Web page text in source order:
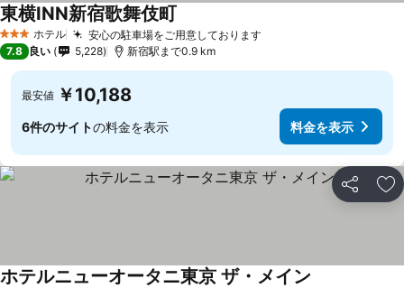
3 ホテルのランク
ホテル 安心の駐車場をご用意しております
東横INN新宿歌舞伎町
7.8 良い 5,228 新宿駅まで0.9 km
最安値 ￥10,188
6件のサイトの料金を表示 料金を表示
シェア お
ホテルニューオータニ東京 ザ・メイン